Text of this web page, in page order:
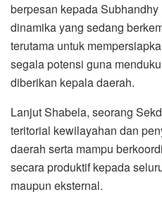
berpesan kepada
dinamika yang sedang
terutama untuk
segala potensi guna
diberikan kepala daerah.
Lanjut Shabela, seorang
teritorial kewilayahan dan
daerah serta mampu
secara produktif kepada
maupun eksternal.